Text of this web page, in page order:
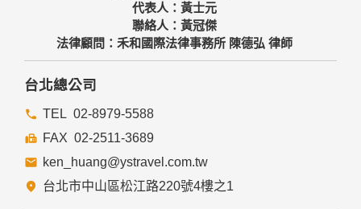
代表人：黃士元
聯絡人：黃冠傑
法律顧問：禾和國際法律事務所 陳德弘 律師
台北總公司
02-8979-5588
02-2511-3689
ken_huang@ystravel.com.tw
台北市中山區松江路220號4樓之1